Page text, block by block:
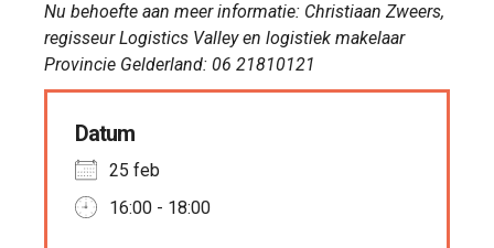
Nu behoefte aan meer informatie: Christiaan Zweers,
regisseur Logistics Valley en logistiek makelaar
Provincie Gelderland: 06 21810121
Datum
25 feb
16:00 - 18:00